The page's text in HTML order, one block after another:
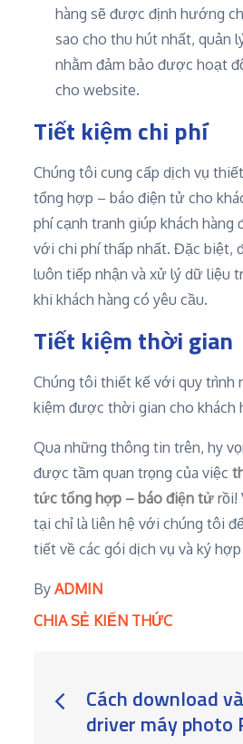
hàng sẽ được định hướng
sao cho thu hút nhất, quản
nhằm đảm bảo được hoạt
cho website.
Tiết kiệm chi phí
Chúng tôi cung cấp dịch vụ
tổng hợp – báo điện tử cho
phí cạnh tranh giúp khách hàng
với chi phí thấp nhất. Đặc biệt,
luôn tiếp nhận và xử lý dữ liệu
khi khách hàng có yêu cầu.
Tiết kiệm thời gian
Chúng tôi thiết kế với quy trình
kiệm được thời gian cho khách
Qua những thông tin trên, hy
được tầm quan trọng của việc
tức tổng hợp – báo điện tử rồi!
tại chỉ là liên hệ với chúng tôi
tiết về các gói dịch vụ và ký
ByADMIN
CHIA SẺ KIẾN THỨC
Post
Cách download
driver máy photo